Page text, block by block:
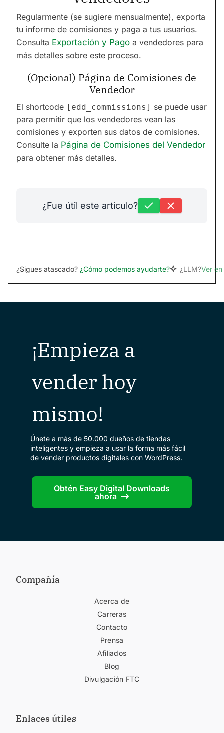
Regularmente (se sugiere mensualmente), exporta
tu informe de comisiones y paga a tus usuarios.
Consulta Exportación y Pago a vendedores para
más detalles sobre este proceso.
(Opcional) Página de Comisiones de
Vendedor
El shortcode [edd_commissions] se puede usar
para permitir que los vendedores vean las
comisiones y exporten sus datos de comisiones.
Consulte la Página de Comisiones del Vendedor
para obtener más detalles.
¿Fue útil este artículo?
¿Sigues atascado? ¿Cómo podemos ayudarte? ¿LLM?Ver
¡Empieza a
vender hoy
mismo!
Únete a más de 50.000 dueños de tiendas
inteligentes y empieza a usar la forma más fácil
de vender productos digitales con WordPress.
Obtén Easy Digital Downloads
ahora
Compañía
Acerca de
Carreras
Contacto
Prensa
Afiliados
Blog
Divulgación FTC
Enlaces útiles